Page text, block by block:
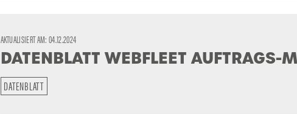
AKTUALISIERT AM:04.12.2024
DATENBLATT WEBFLEET AUFTRAGS-
DATENBLATT